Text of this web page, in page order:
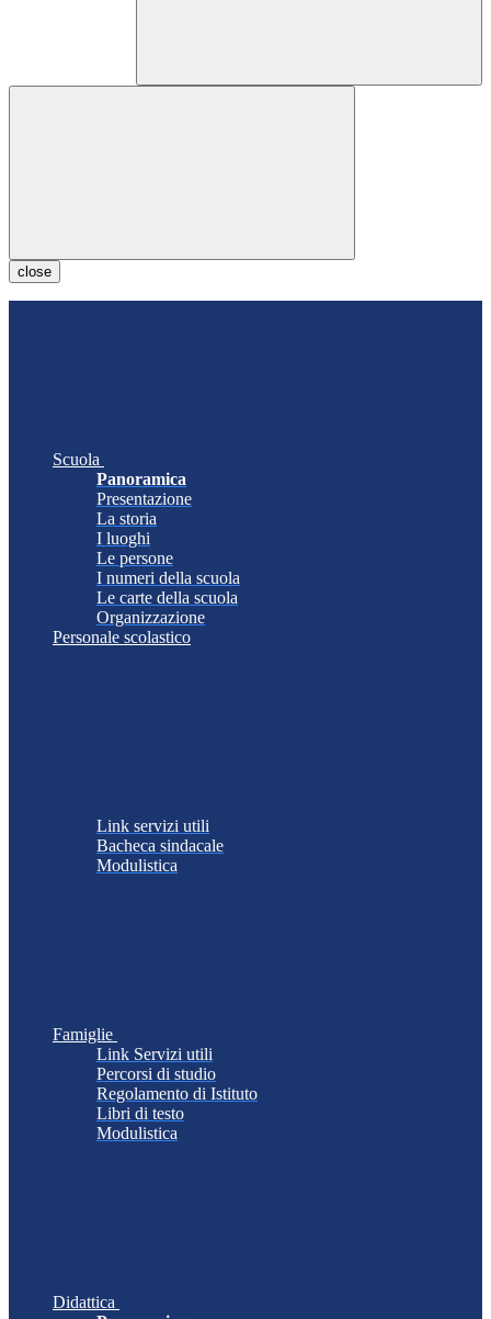
close
Scuola
Panoramica
Presentazione
La storia
I luoghi
Le persone
I numeri della scuola
Le carte della scuola
Organizzazione
Personale scolastico
Link servizi utili
Bacheca sindacale
Modulistica
Famiglie
Link Servizi utili
Percorsi di studio
Regolamento di Istituto
Libri di testo
Modulistica
Didattica